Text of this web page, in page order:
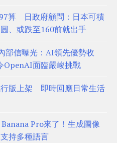
算 日政府顧問：日本可積
、或跌至160前就出手
部信曝光：AI領先優勢收
面臨嚴峻挑戰
行版上架 即時回應日常生活
Pro來了！生成圖像
持多種語言